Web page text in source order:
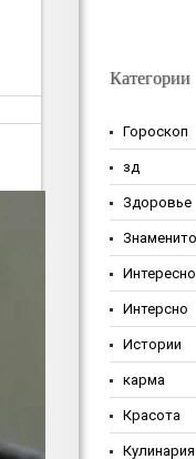
Категории
Гороскоп
зд
Здоровье
Интересно
Интерсно
Истории
карма
Красота
Кулинария